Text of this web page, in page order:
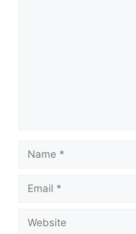
Name
Email
Website